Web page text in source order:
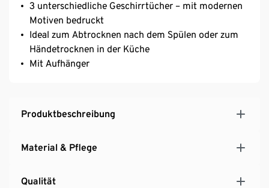
3 unterschiedliche Geschirrtücher – mit modernen
Motiven bedruckt
Ideal zum Abtrocknen nach dem Spülen oder zum
Händetrocknen in der Küche
Mit Aufhänger
Produktbeschreibung
Material & Pflege
Qualität